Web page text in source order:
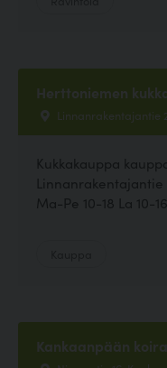
Herttoniemen
Linnanrakentajantie
Kukkakauppa
Linnanrakentajantie
Ma-Pe 10-18 La 10-
Kankaanpään